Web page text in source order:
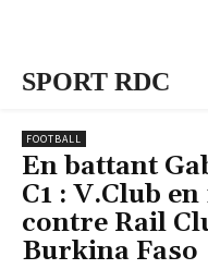
SPORT RDC
FOOTBALL
En battant
C1 : V.Club
contre Rail
Burkina Faso